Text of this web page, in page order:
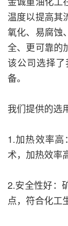
温度以提高其
氧化、易腐蚀
全、更可靠的
该公司选择
备。
我们提供的选
1.加热效率
术，加热效率
2.安全性好：
点，符合化工